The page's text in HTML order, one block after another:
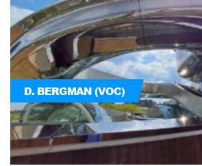
D. BERGMAN (VOC)